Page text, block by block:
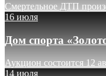
Смертельное ДТП
16 июля
Дом спорта
Аукцион состоится 12
14 июля